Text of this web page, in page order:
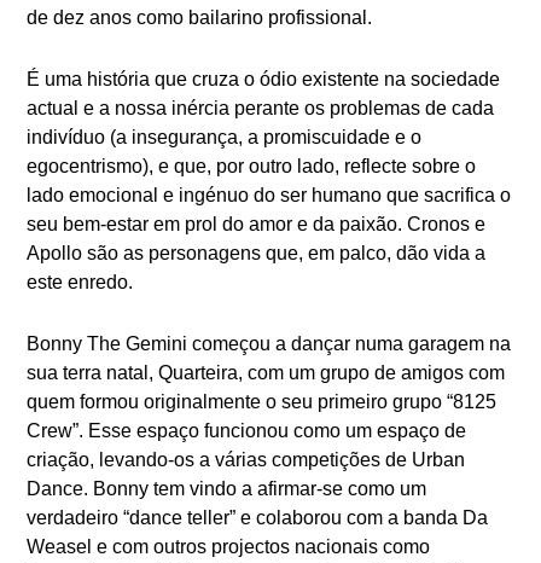
de dez anos como bailarino profissional.
É uma história que cruza o ódio existente na sociedade
actual e a nossa inércia perante os problemas de cada
indivíduo (a insegurança, a promiscuidade e o
egocentrismo), e que, por outro lado, reflecte sobre o
lado emocional e ingénuo do ser humano que sacrifica o
seu bem-estar em prol do amor e da paixão. Cronos e
Apollo são as personagens que, em palco, dão vida a
este enredo.
Bonny The Gemini começou a dançar numa garagem na
sua terra natal, Quarteira, com um grupo de amigos com
quem formou originalmente o seu primeiro grupo “8125
Crew”. Esse espaço funcionou como um espaço de
criação, levando-os a várias competições de Urban
Dance. Bonny tem vindo a afirmar-se como um
verdadeiro “dance teller” e colaborou com a banda Da
Weasel e com outros projectos nacionais como